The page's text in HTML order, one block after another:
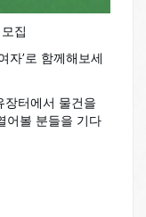
집
자’로 함께해보세
장터에서 물건을
어볼 분들을 기다